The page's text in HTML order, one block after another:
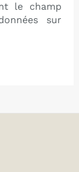
le champ
sur